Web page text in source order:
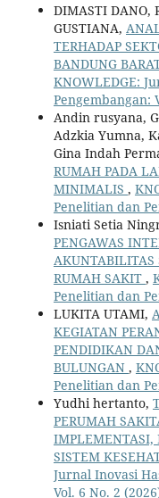
DIMASTI DANO,
GUSTIANA,
TERHADAP
BANDUNG
KNOWLEDGE:
Pengembangan:
Andin rusyana,
Adzkia Yumna,
Gina Indah
RUMAH PADA
MINIMALIS ,
Penelitian dan
Isniati Setia
PENGAWAS
AKUNTABILITAS
RUMAH SAKIT ,
Penelitian dan
LUKITA UTAMI,
KEGIATAN
PENDIDIKAN
BULUNGAN ,
Penelitian dan
Yudhi hertanto,
PERUMAH
IMPLEMENTASI,
SISTEM
Jurnal Inovasi
Vol. 6 No. 2